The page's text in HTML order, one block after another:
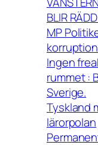
BLIR
MP
Ingen
rummet :
Sverige.
Tyskland
lärorpolan